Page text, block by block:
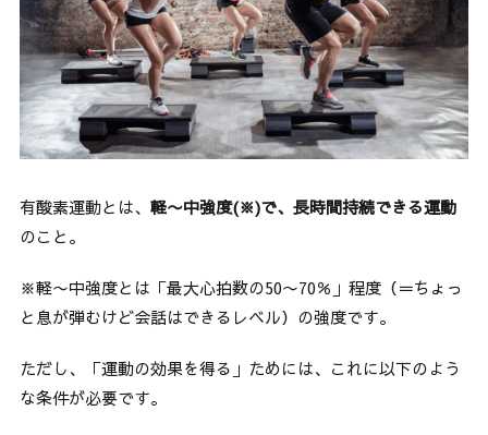
有酸素運動とは、 軽〜中強度(※)で、長時間持続できる運動
のこと。
※軽〜中強度とは「最大心拍数の50〜70％」程度（＝ちょっ
と息が弾むけど会話はできるレベル）の強度です。
ただし、「運動の効果を得る」ためには、これに以下のよう
な条件が必要です。